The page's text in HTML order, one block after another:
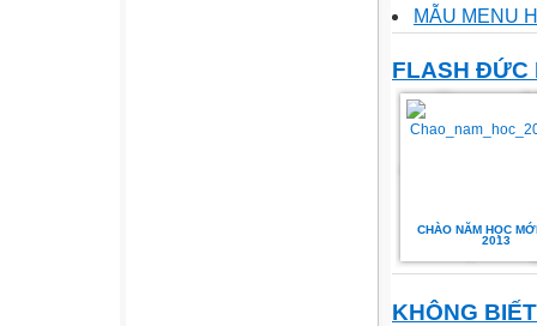
MẪU MENU
FLASH ĐỨC
CHÀO NĂM HỌC
2013
KHÔNG BIẾT